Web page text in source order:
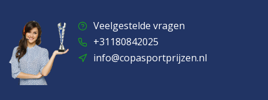
Veelgestelde vragen
+31180842025
info@copasportprijzen.nl